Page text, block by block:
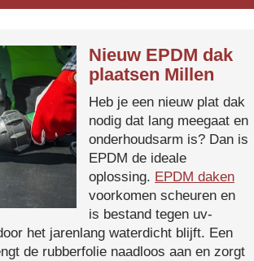
Nieuw EPDM dak
plaatsen Millen
Heb je een nieuw plat dak
nodig dat lang meegaat en
onderhoudsarm is? Dan is
EPDM de ideale
oplossing. EPDM daken
voorkomen scheuren en
is bestand tegen uv-
het jarenlang waterdicht blijft. Een
de rubberfolie naadloos aan en zorgt